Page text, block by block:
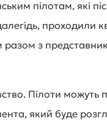
пілотам, які
проходили
з
Пілоти можуть
який буде